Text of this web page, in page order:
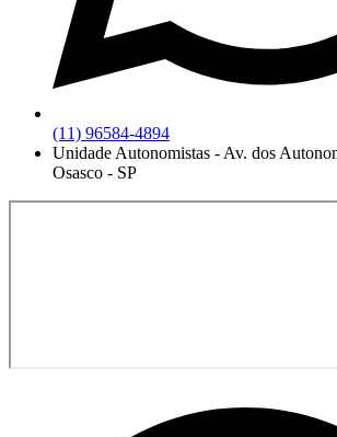
(11) 96584-4894
Unidade Autonomistas - Av. dos
Osasco - SP